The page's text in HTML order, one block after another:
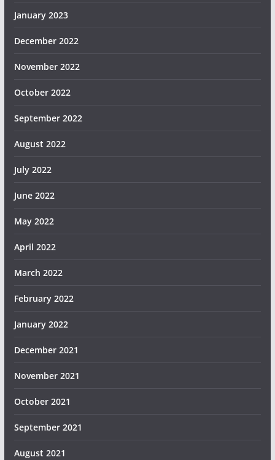
January 2023
December 2022
November 2022
October 2022
September 2022
August 2022
July 2022
June 2022
May 2022
April 2022
March 2022
February 2022
January 2022
December 2021
November 2021
October 2021
September 2021
August 2021